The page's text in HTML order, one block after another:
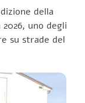
della
uno degli
su strade del